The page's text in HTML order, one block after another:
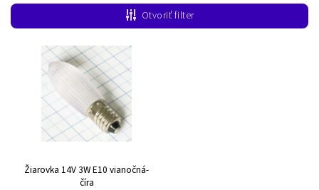
Najlacnejšie
Najdrahšie
Abecedne
Otvoriť filter
Žiarovka 14V 3W E10 vianočná-
číra